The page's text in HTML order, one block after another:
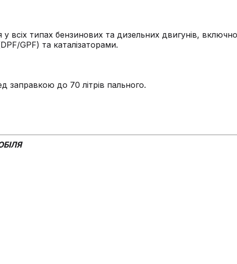
всіх типах бензинових та дизельних двигунів,
GPF) та каталізаторами.
до 70 літрів пального.